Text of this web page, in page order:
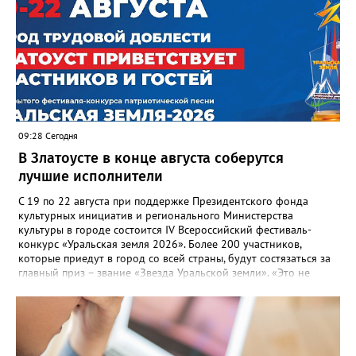
многоквартирного дома, отсутствовало взаимодействие с
ресурсоснабжающей организацией, ЕДДС и иными службами»,
— сообщила начальник Главного управления ГЖИ Ирина
Настенко. В следующий раз, рекомендовали в
Госжилинспекции, службы должны действовать слаженно. И
оперативно делиться информацией со всеми
заинтересованными – от поставщика тепла до конечных
потребителей.
09:28 Сегодня
В Златоусте в конце августа соберутся
лучшие исполнители
С 19 по 22 августа при поддержке Президентского фонда
культурных инициатив и регионального Министерства
культуры в городе состоится IV Всероссийский фестиваль-
конкурс «Уральская земля 2026». Более 200 участников,
которые приедут в город со всей страны, будут состязаться за
главный приз – звание «Звезда Уральской земли». «Это не
прослушивания участников, мастер-классы от ведущих
наставников, выступления победителей прошлых лет и
приглашённых артистов», - сообщает оргкомитет. Вход на все
фестивальные мероприятия будет свободным. В 2025 году в